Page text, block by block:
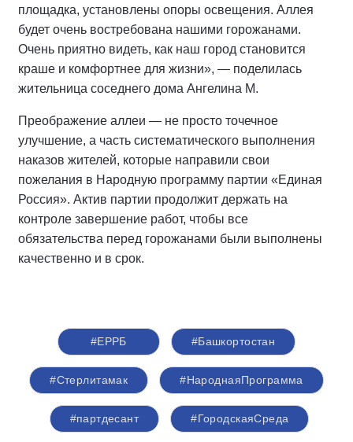
площадка, установлены опоры освещения. Аллея
будет очень востребована нашими горожанами.
Очень приятно видеть, как наш город становится
краше и комфортнее для жизни», — поделилась
жительница соседнего дома Ангелина М.
Преображение аллеи — не просто точечное
улучшение, а часть систематического выполнения
наказов жителей, которые направили свои
пожелания в Народную программу партии «Единая
Россия». Актив партии продолжит держать на
контроле завершение работ, чтобы все
обязательства перед горожанами были выполнены
качественно и в срок.
#ЕРРБ #Башкортостан
#Стерлитамак #НароднаяПрограмма
#партдесант #ГородскаяСреда